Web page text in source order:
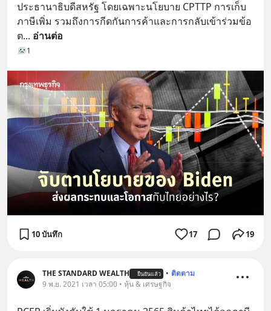
ประธานาธิบดีสหรัฐ โดยเฉพาะนโยบาย CPTTP การเก็บ
ภาษีเพิ่ม รวมถึงการกีดกันการค้าและการกลับเข้าร่วมข้อ
ต... อ่านต่อ
1
10 บันทึก 17 19
THE STANDARD WEALTH ยืนยันแล้ว • ติดตาม
9 พ.ย. 2021 เวลา 05:00 • หุ้น & เศรษฐกิจ